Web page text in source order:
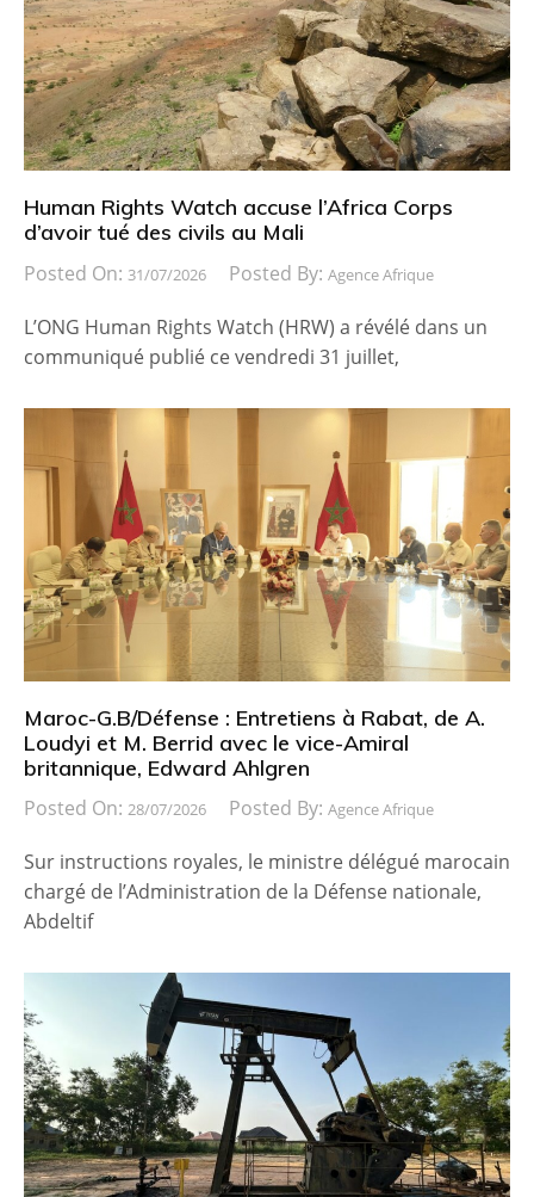
Human Rights Watch accuse l’Africa Corps
d’avoir tué des civils au Mali
Posted On: 31/07/2026 Posted By: Agence Afrique
L’ONG Human Rights Watch (HRW) a révélé dans un
communiqué publié ce vendredi 31 juillet,
Maroc-G.B/Défense : Entretiens à Rabat, de A.
Loudyi et M. Berrid avec le vice-Amiral
britannique, Edward Ahlgren
Posted On: 28/07/2026 Posted By: Agence Afrique
Sur instructions royales, le ministre délégué marocain
chargé de l’Administration de la Défense nationale,
Abdeltif